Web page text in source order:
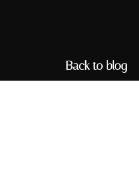
Back to blog